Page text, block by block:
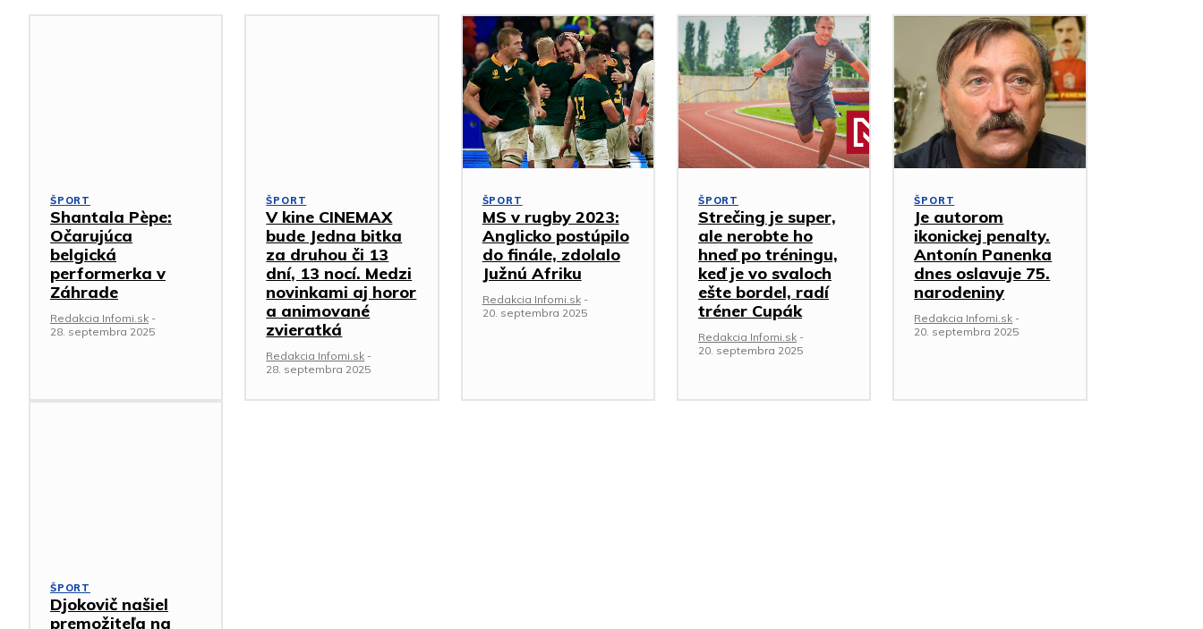
ŠPORT
Shantala Pèpe:
Očarujúca
belgická
performerka v
Záhrade
Redakcia Infomi.sk -
28. septembra 2025
ŠPORT
V kine CINEMAX
bude Jedna bitka
za druhou či 13
dní, 13 nocí. Medzi
novinkami aj horor
a animované
zvieratká
Redakcia Infomi.sk -
28. septembra 2025
ŠPORT
MS v rugby 2023:
Anglicko postúpilo
do finále, zdolalo
Južnú Afriku
Redakcia Infomi.sk -
20. septembra 2025
ŠPORT
Strečing je super,
ale nerobte ho
hneď po tréningu,
keď je vo svaloch
ešte bordel, radí
tréner Cupák
Redakcia Infomi.sk -
20. septembra 2025
ŠPORT
Je autorom
ikonickej penalty.
Antonín Panenka
dnes oslavuje 75.
narodeniny
Redakcia Infomi.sk -
20. septembra 2025
ŠPORT
Djokovič našiel
premožiteľa na